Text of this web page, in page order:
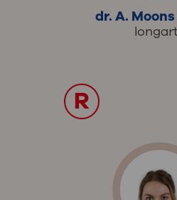
dr. A.
R